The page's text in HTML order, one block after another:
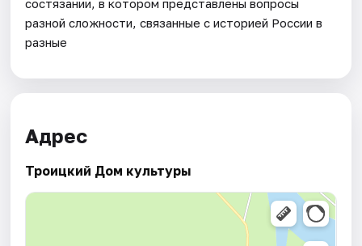
состязании, в котором представлены вопросы
разной сложности, связанные с историей России в
разные
Адрес
Троицкий Дом культуры